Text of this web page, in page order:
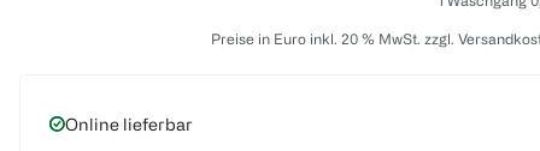
Preise in Euro inkl. 20 % MwSt. zzgl.
Online lieferbar